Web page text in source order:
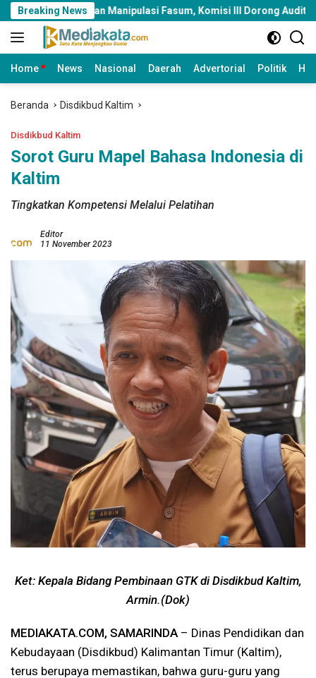
Langsung
ke
konten
Breaking News
Manipulasi Fasum, Komisi III Dorong Audit Massal dan
Home News Nasional Daerah Advertorial Politik
Beranda Disdikbud Kaltim
Disdikbud Kaltim
Sorot Guru Mapel Bahasa Indonesia di
Kaltim
Tingkatkan Kompetensi Melalui Pelatihan
Editor
11 November 2023
Ket: Kepala Bidang Pembinaan GTK di Disdikbud Kaltim,
Armin.(Dok)
MEDIAKATA.COM, SAMARINDA – Dinas Pendidikan dan
Kebudayaan (Disdikbud) Kalimantan Timur (Kaltim),
terus berupaya memastikan, bahwa guru-guru yang